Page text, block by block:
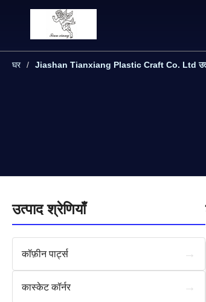
घर Jiashan Tianxiang Plastic Craft Co. Ltd
उत्पाद श्रेणियाँ
कॉफ़ीन पार्ट्स →
कास्केट कॉर्नर →